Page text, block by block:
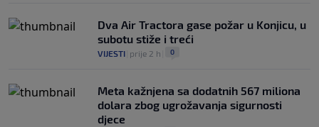
Dva Air Tractora gase požar u Konjicu, u
subotu stiže i treći
VIJESTI prije 2 h 0
Meta kažnjena sa dodatnih 567 miliona
dolara zbog ugrožavanja sigurnosti
djece